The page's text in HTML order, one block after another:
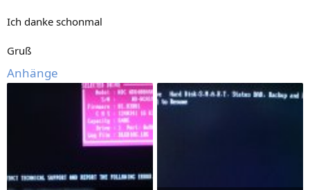
Ich danke schonmal
Gruß
Anhänge